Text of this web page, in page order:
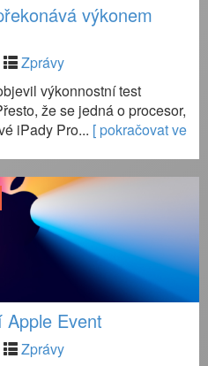
výkonem
Zprávy
výkonnostní test
že se jedná o procesor,
iPady Pro... [ pokračovat ve
Event
Zprávy